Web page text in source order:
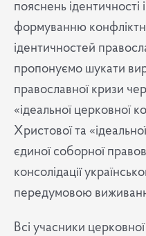
пояснень ідентичності
формуванню
ідентичностей
пропонуємо шукати
православної кризи
«ідеальної церковної
Христової та
єдиної соборної
консолідації
передумовою
Всі учасники